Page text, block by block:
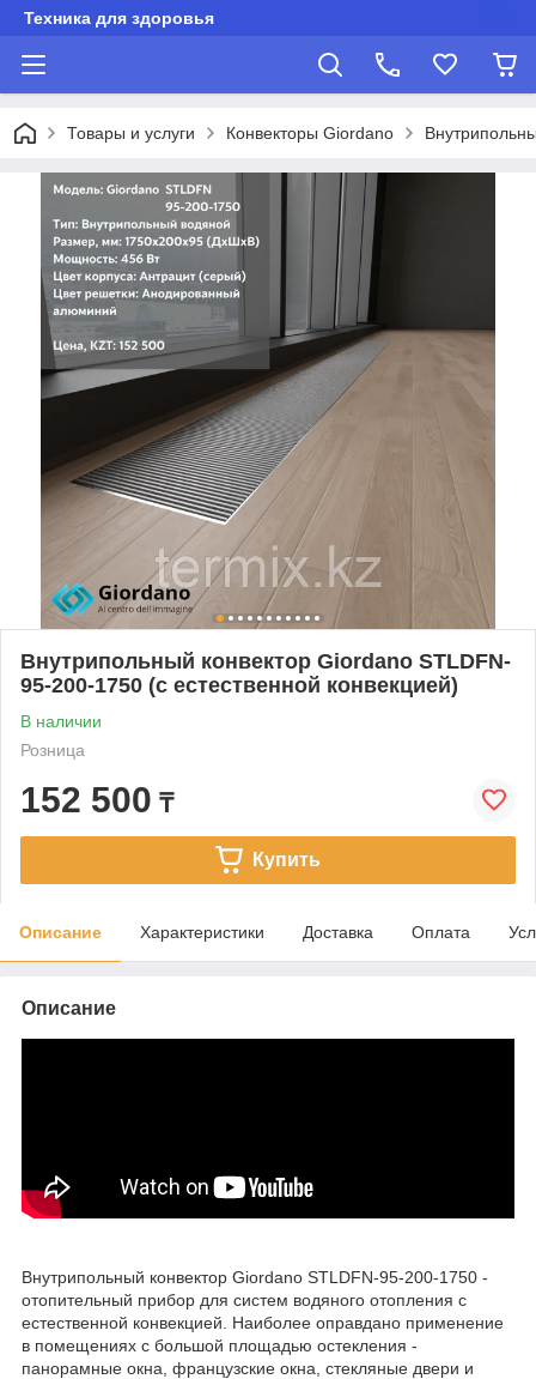
Техника для здоровья
Товары и услуги Конвекторы Giordano
Внутрипольный конвектор Giordano STLDFN-
95-200-1750 (с естественной конвекцией)
В наличии
Розница
152 500 ₸
Купить
Описание Характеристики Доставка Оплата
Описание
Внутрипольный конвектор Giordano STLDFN-95-200-1750 -
отопительный прибор для систем водяного отопления с
естественной конвекцией. Наиболее оправдано применение
в помещениях с большой площадью остекления -
панорамные окна, французские окна, стекляные двери и